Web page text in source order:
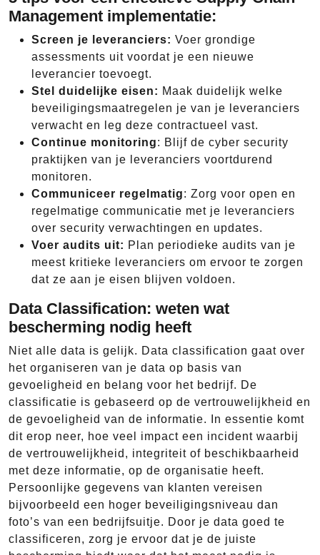
Management implementatie:
Screen je leveranciers: Voer grondige
assessments uit voordat je een nieuwe
leverancier toevoegt.
Stel duidelijke eisen: Maak duidelijk welke
beveiligingsmaatregelen je van je leveranciers
verwacht en leg deze contractueel vast.
Continue monitoring: Blijf de cyber security
praktijken van je leveranciers voortdurend
monitoren.
Communiceer regelmatig: Zorg voor open en
regelmatige communicatie met je leveranciers
over security verwachtingen en updates.
Voer audits uit: Plan periodieke audits van je
meest kritieke leveranciers om ervoor te zorgen
dat ze aan je eisen blijven voldoen.
Data Classification: weten wat
bescherming nodig heeft
Niet alle data is gelijk. Data classification gaat over
het organiseren van je data op basis van
gevoeligheid en belang voor het bedrijf. De
classificatie is gebaseerd op de vertrouwelijkheid en
de gevoeligheid van de informatie. In essentie komt
dit erop neer, hoe veel impact een incident waarbij
de vertrouwelijkheid, integriteit of beschikbaarheid
met deze informatie, op de organisatie heeft.
Persoonlijke gegevens van klanten vereisen
bijvoorbeeld een hoger beveiligingsniveau dan
foto’s van een bedrijfsuitje. Door je data goed te
classificeren, zorg je ervoor dat je de juiste